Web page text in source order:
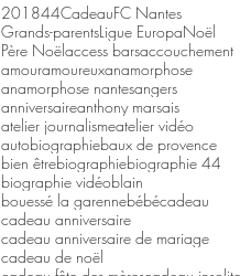
201844CadeauFC Nantes
Grands-parentsLigue EuropaNoël
Père Noëlaccess barsaccouchement
amouramoureuxanamorphose
anamorphose nantesangers
anniversaireanthony marsais
atelier journalismeatelier vidéo
autobiographiebaux de provence
bien êtrebiographiebiographie 44
biographie vidéoblain
bouessé la garennebébécadeau
cadeau anniversaire
cadeau anniversaire de mariage
cadeau de noël